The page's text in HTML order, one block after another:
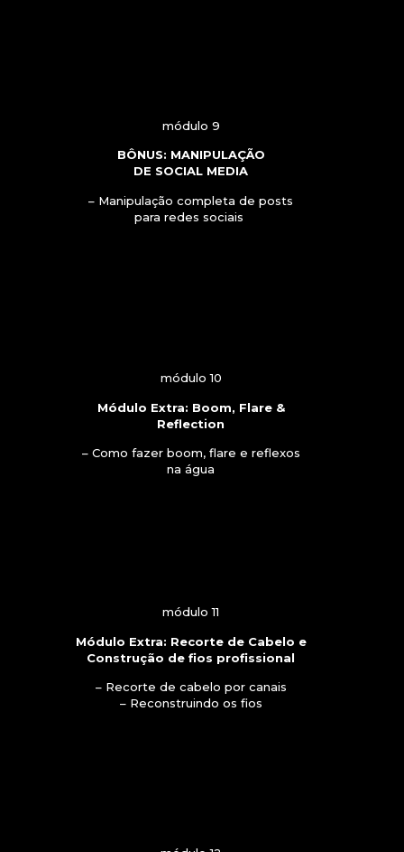
módulo 9
BÔNUS: MANIPULAÇÃO
DE SOCIAL MEDIA
– Manipulação completa de posts
para redes sociais
módulo 10
Módulo Extra: Boom, Flare &
Reflection
– Como fazer boom, flare e reflexos
na água
módulo 11
Módulo Extra: Recorte de Cabelo e
Construção de fios profissional
– Recorte de cabelo por canais
– Reconstruindo os fios